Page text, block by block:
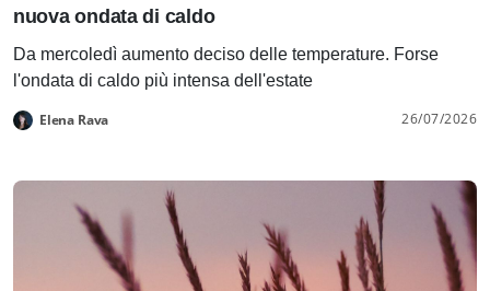
nuova ondata di caldo
Da mercoledì aumento deciso delle temperature. Forse
l'ondata di caldo più intensa dell'estate
Elena Rava 26/07/2026